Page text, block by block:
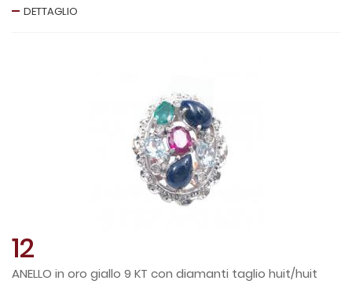
DETTAGLIO
12
ANELLO in oro giallo 9 KT con diamanti taglio huit/huit